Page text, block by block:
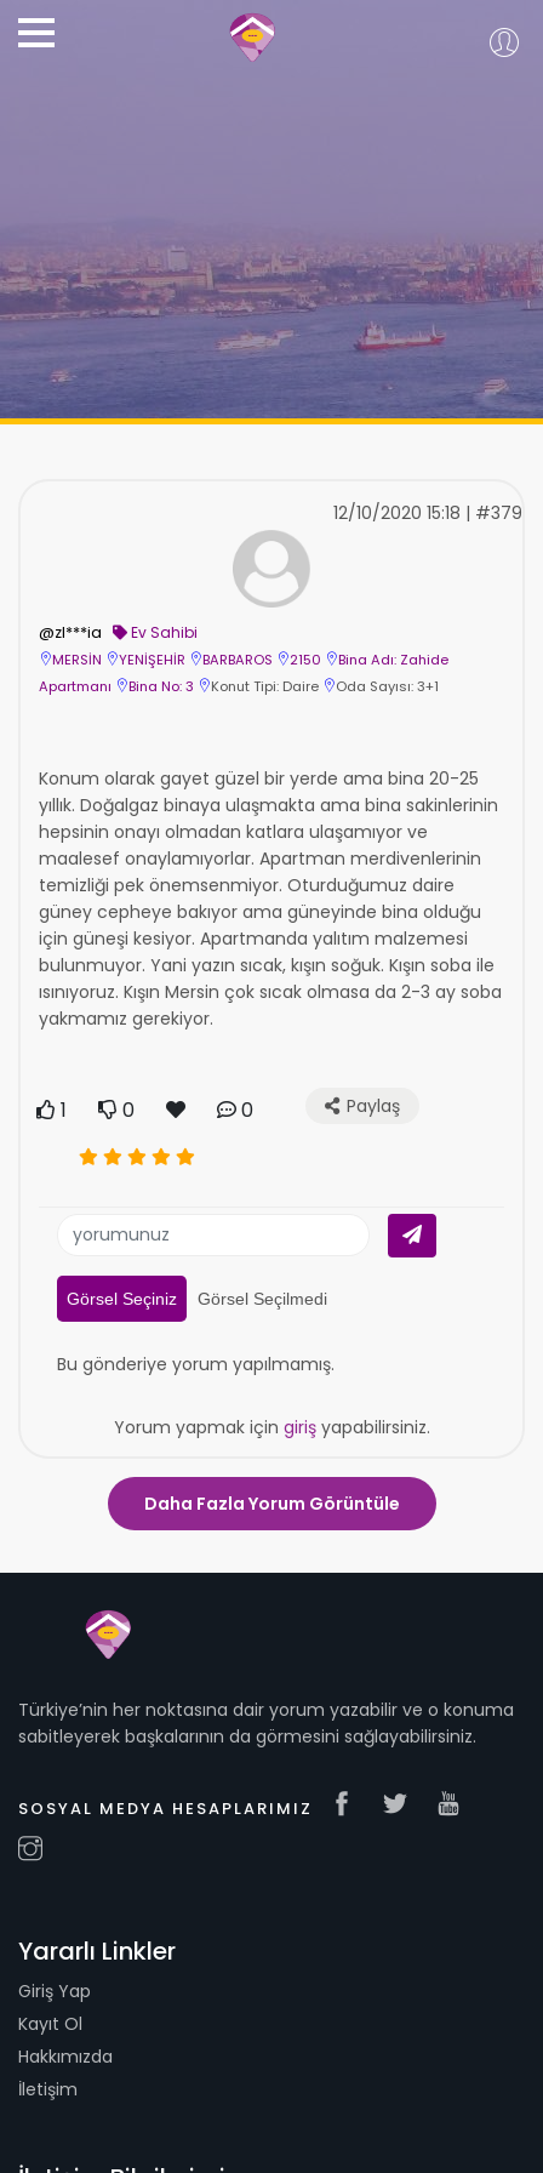
@zl***ia Ev Sahibi
MERSİN YENİŞEHİR BARBAROS 2150
Bina Adı: Zahide
Apartmanı
Bina No: 3 Konut Tipi: Daire Oda Sayısı: 3+1
12/10/2020 15:18 | #379
Konum olarak gayet güzel bir yerde ama bina 20-25
yıllık. Doğalgaz binaya ulaşmakta ama bina sakinlerinin
hepsinin onayı olmadan katlara ulaşamıyor ve
maalesef onaylamıyorlar. Apartman merdivenlerinin
temizliği pek önemsenmiyor. Oturduğumuz daire
güney cepheye bakıyor ama güneyinde bina olduğu
için güneşi kesiyor. Apartmanda yalıtım malzemesi
bulunmuyor. Yani yazın sıcak, kışın soğuk. Kışın soba ile
ısınıyoruz. Kışın Mersin çok sıcak olmasa da 2-3 ay soba
yakmamız gerekiyor.
1 0 0 Paylaş
Görsel Seçiniz Görsel Seçilmedi
Bu gönderiye yorum yapılmamış.
Yorum yapmak için girişyapabilirsiniz.
Daha Fazla Yorum Görüntüle
Türkiye’nin her noktasına dair yorum yazabilir ve o konuma
sabitleyerek başkalarının da görmesini sağlayabilirsiniz.
SOSYAL MEDYA HESAPLARIMIZ
Yararlı Linkler
Giriş Yap
Kayıt Ol
Hakkımızda
İletişim